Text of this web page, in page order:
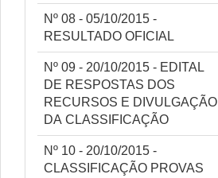
Nº 08 - 05/10/2015 -
RESULTADO OFICIAL
Nº 09 - 20/10/2015 - EDITAL
DE RESPOSTAS DOS
RECURSOS E DIVULGAÇÃO
DA CLASSIFICAÇÃO
Nº 10 - 20/10/2015 -
CLASSIFICAÇÃO PROVAS